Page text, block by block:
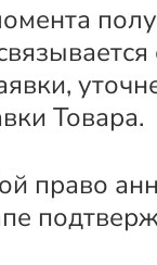
Товара.
право